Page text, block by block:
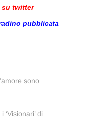
su twitter
pubblicata
sono
di